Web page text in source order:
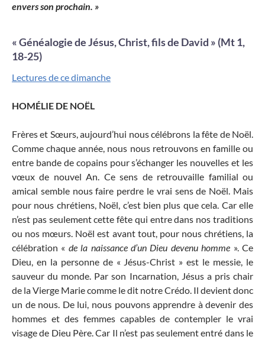
envers son prochain. »
« Généalogie de Jésus, Christ, fils de David » (Mt 1,
18-25)
Lectures de ce dimanche
HOMÉLIE DE NOËL
Frères et Sœurs, aujourd’hui nous célébrons la fête de Noël.
Comme chaque année, nous nous retrouvons en famille ou
entre bande de copains pour s’échanger les nouvelles et les
vœux de nouvel An. Ce sens de retrouvaille familial ou
amical semble nous faire perdre le vrai sens de Noël. Mais
pour nous chrétiens, Noël, c’est bien plus que cela. Car elle
n’est pas seulement cette fête qui entre dans nos traditions
ou nos mœurs. Noël est avant tout, pour nous chrétiens, la
célébration « de la naissance d’un Dieu devenu homme ». Ce
Dieu, en la personne de « Jésus-Christ » est le messie, le
sauveur du monde. Par son Incarnation, Jésus a pris chair
de la Vierge Marie comme le dit notre Crédo. Il devient donc
un de nous. De lui, nous pouvons apprendre à devenir des
hommes et des femmes capables de contempler le vrai
visage de Dieu Père. Car Il n’est pas seulement entré dans le